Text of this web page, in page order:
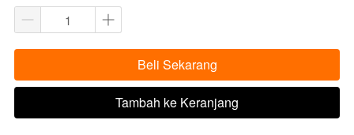
`Beli Sekarang
`
Tambah ke Keranjang